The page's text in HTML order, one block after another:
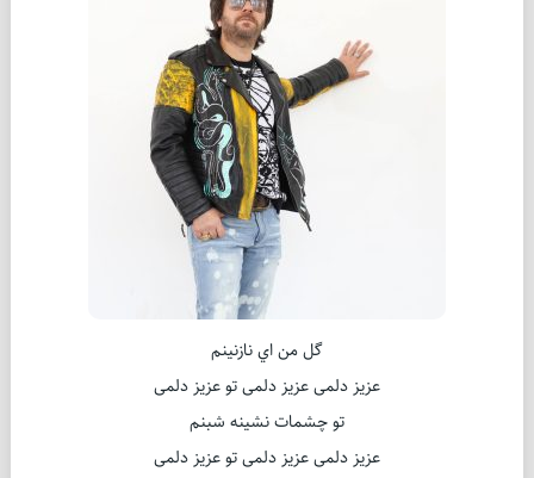
گل من اي نازنينم
عزيز دلمی عزيز دلمی تو عزيز دلمی
تو چشمات نشينه شبنم
عزيز دلمی عزيز دلمی تو عزيز دلمی